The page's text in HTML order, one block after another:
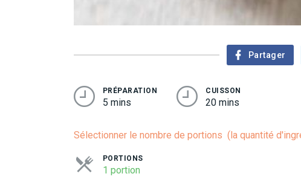
Partager
PRÉPARATION
5 mins
CUISSON
20 mins
Sélectionner le nombre de portions (la quantité
PORTIONS
1 portion